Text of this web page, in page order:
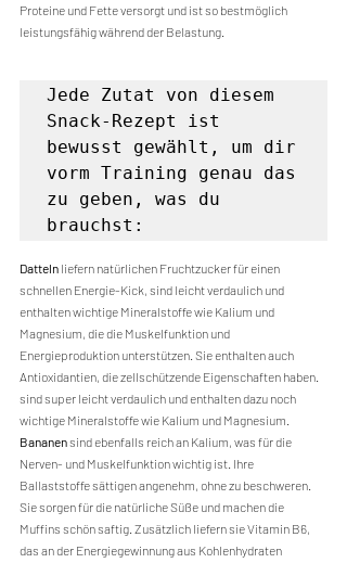
Proteine und Fette versorgt und ist so bestmöglich
leistungsfähig während der Belastung.
Jede Zutat von diesem
Snack-Rezept ist
bewusst gewählt, um dir
vorm Training genau das
zu geben, was du
brauchst:
Datteln liefern natürlichen Fruchtzucker für einen
schnellen Energie-Kick, sind leicht verdaulich und
enthalten wichtige Mineralstoffe wie Kalium und
Magnesium, die die Muskelfunktion und
Energieproduktion unterstützen. Sie enthalten auch
Antioxidantien, die zellschützende Eigenschaften haben.
sind super leicht verdaulich und enthalten dazu noch
wichtige Mineralstoffe wie Kalium und Magnesium.
Bananen sind ebenfalls reich an Kalium, was für die
Nerven- und Muskelfunktion wichtig ist. Ihre
Ballaststoffe sättigen angenehm, ohne zu beschweren.
Sie sorgen für die natürliche Süße und machen die
Muffins schön saftig. Zusätzlich liefern sie Vitamin B6,
das an der Energiegewinnung aus Kohlenhydraten